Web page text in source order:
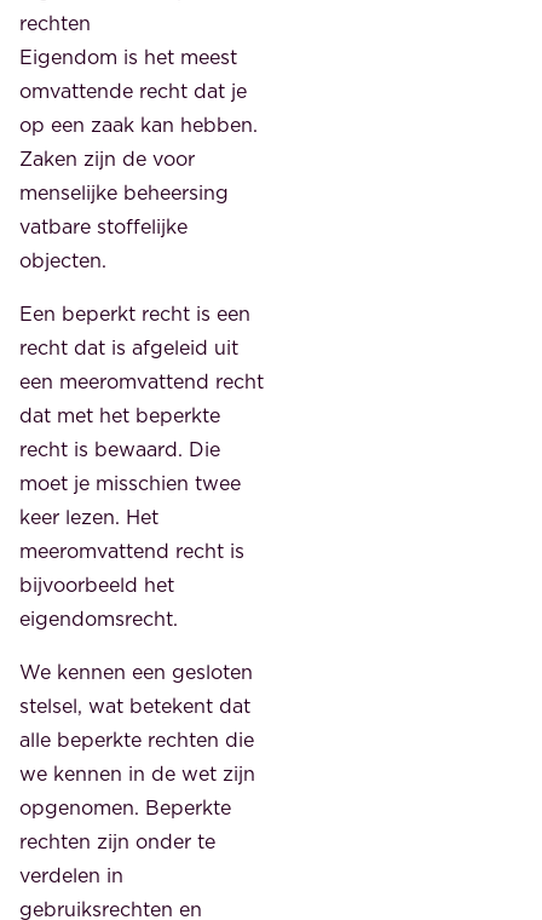
rechten
Eigendom is het meest
omvattende recht dat je
op een zaak kan hebben.
Zaken zijn de voor
menselijke beheersing
vatbare stoffelijke
objecten.
Een beperkt recht is een
recht dat is afgeleid uit
een meeromvattend recht
dat met het beperkte
recht is bewaard. Die
moet je misschien twee
keer lezen. Het
meeromvattend recht is
bijvoorbeeld het
eigendomsrecht.
We kennen een gesloten
stelsel, wat betekent dat
alle beperkte rechten die
we kennen in de wet zijn
opgenomen. Beperkte
rechten zijn onder te
verdelen in
gebruiksrechten en